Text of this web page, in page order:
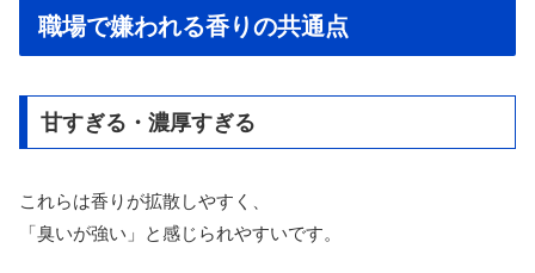
職場で嫌われる香りの共通点
甘すぎる・濃厚すぎる
これらは香りが拡散しやすく、
「臭いが強い」と感じられやすいです。